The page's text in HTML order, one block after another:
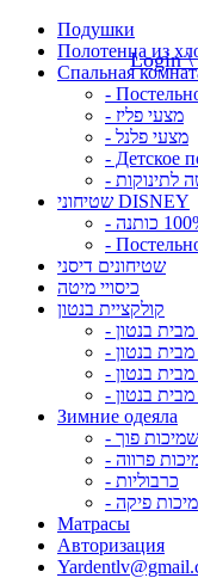
Подушки
Полотенца из
Спальная
-
- מצעי פליז
- מצעי פלנל
- Детское
לתינוקות
שטיחוני DISNEY
-
שטיחונים דיסני
כיסויי מיטה
קולקציית בנטון
מבית בנטון
מבית בנטון
בנטון
מבית בנטון
Зимние одеяла
- שמיכות פוך
פרווה
- כרבוליות
פיקה
Матрасы
Авторизация
Login \